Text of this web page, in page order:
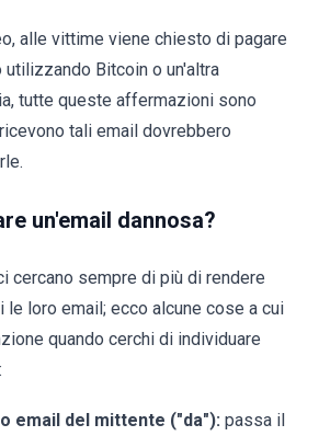
alle vittime viene chiesto di pagare
Bitcoin o un'altra
tutte queste affermazioni sono
tali email dovrebbero
un'email dannosa?
cercano sempre di più di rendere
loro email; ecco alcune cose a cui
quando cerchi di individuare
email del mittente ("da"): passa il